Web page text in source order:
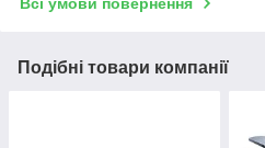
Подібні товари компанії